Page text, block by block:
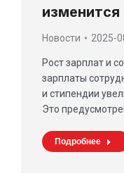
изменится
Новости 2025-
Рост зарплат и
зарплаты
и стипендии
Это
Подробнее